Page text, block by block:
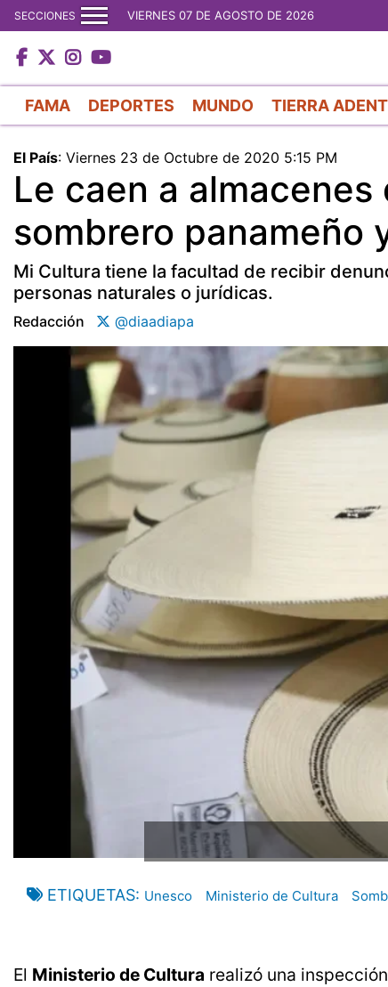
SECCIONES VIERNES 07 DE AGOSTO DE 2026
FAMA DEPORTES MUNDO TIERRA
El País: Viernes 23 de Octubre de 2020 5:15 PM
Le caen a
sombrero panameño
Mi Cultura tiene la facultad de recibir
personas naturales o jurídicas.
Redacción @diaadiapa
ETIQUETAS Unesco Ministerio de Cultura
El Ministerio de Cultura realizó una